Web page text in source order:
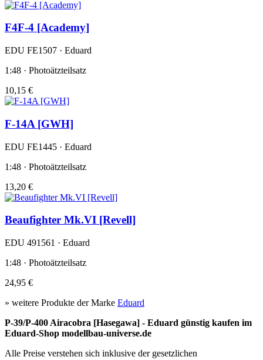
F4F-4 [Academy]
EDU FE1507 · Eduard
1:48 · Photoätzteilsatz
10,15 €
F-14A [GWH]
EDU FE1445 · Eduard
1:48 · Photoätzteilsatz
13,20 €
Beaufighter Mk.VI [Revell]
EDU 491561 · Eduard
1:48 · Photoätzteilsatz
24,95 €
» weitere Produkte der Marke Eduard
P-39/P-400 Airacobra [Hasegawa] - Eduard günstig kaufen im
Eduard-Shop modellbau-universe.de
Alle Preise verstehen sich inklusive der gesetzlichen